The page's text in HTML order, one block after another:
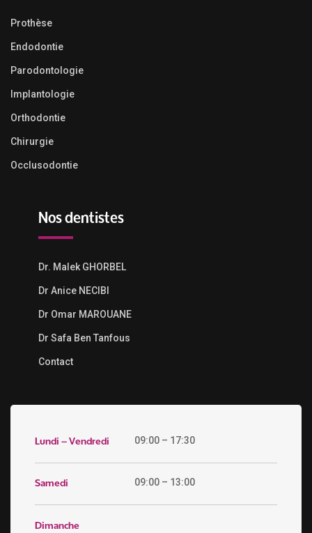
Prothèse
Endodontie
Parodontologie
Implantologie
Orthodontie
Chirurgie
Occlusodontie
Nos dentistes
Dr. Malek GHORBEL
Dr Anice NECIBI
Dr Omar MAROUANE
Dr Safa Ben Tanfous
Contact
Lundi – Vendredi 09:00 – 17:30
Samedi 09:00 – 13:00
Dimanche